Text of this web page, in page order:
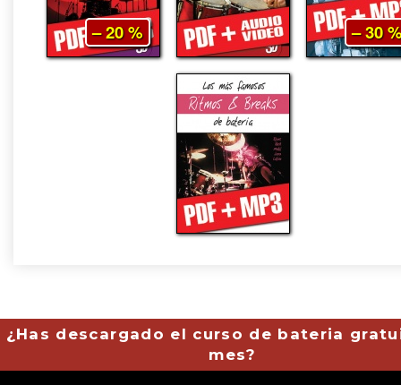
– 20 % – 30
¿Has descargado el curso de bateria
mes?